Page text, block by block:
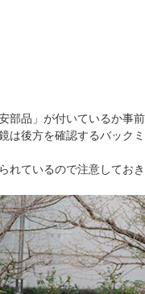
品」が付いているか
後方を確認するバック
ているので注意しておき